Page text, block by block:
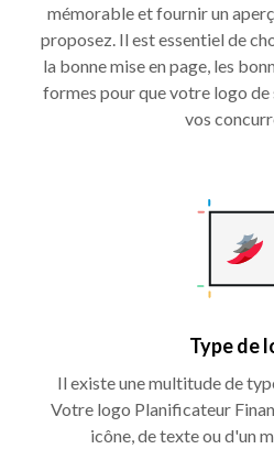
mémorable et fournir un
proposez. Il est essentiel de
la bonne mise en page, les
formes pour que votre logo de
vos
Type de
Il existe une multitude de
Votre logo Planificateur
icône, de texte ou d'un